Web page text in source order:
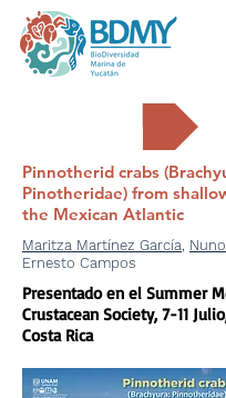
Pinnotherid crabs
Pinotheridae) from
the Mexican Atlantic
Maritza Martínez García,
Ernesto Campos
Presentado en el Summer
Crustacean Society, 7-11
Costa Rica